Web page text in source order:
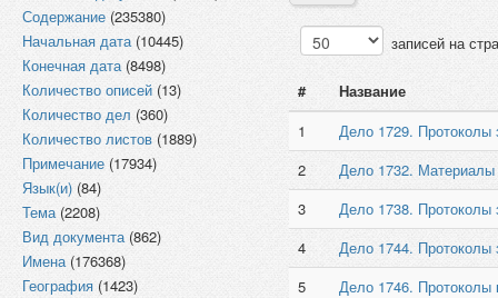
Содержание (235380)
Начальная дата(10445)
Конечная дата(8498)
Количество описей (13)
Количество дел (360)
Количество листов (1889)
Примечание (17934)
Язык(и) (84)
Тема(2208)
Вид документа(862)
Имена(176368)
География (1423)
записей на
#
Название
1
Дело 1729. Протоколы
2
Дело 1732. Материалы
3
Дело 1738. Протоколы
4
Дело 1744. Протоколы
5
Дело 1746. Протоколы